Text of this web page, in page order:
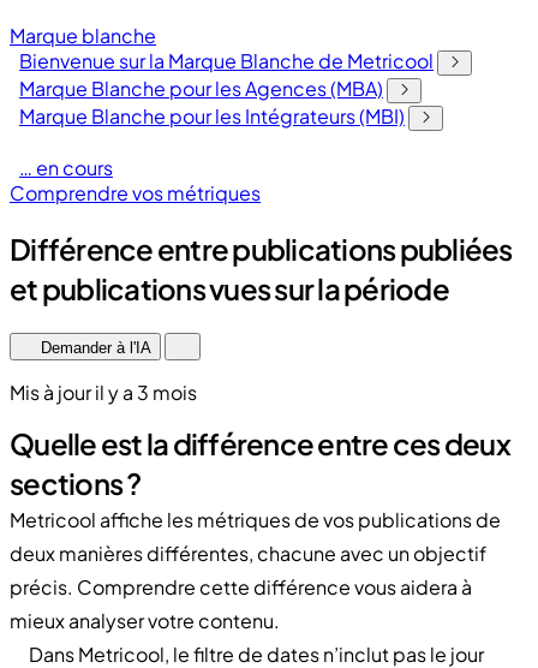
Marque blanche
Bienvenue sur la Marque Blanche de Metricool
Marque Blanche pour les Agences (MBA)
Marque Blanche pour les Intégrateurs (MBI)
… en cours
Comprendre vos métriques
Différence entre publications publiées
et publications vues sur la période
Demander à l'IA
Mis à jour il y a 3 mois
Quelle est la différence entre ces deux
sections ?
Metricool affiche les métriques de vos publications de
deux manières différentes, chacune avec un objectif
précis. Comprendre cette différence vous aidera à
mieux analyser votre contenu.
Dans Metricool, le filtre de dates n’inclut pas le jour